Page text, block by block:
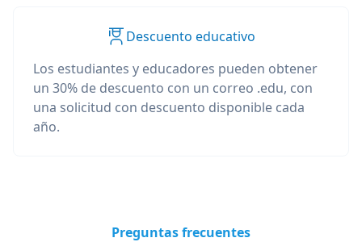
Descuento educativo
Los estudiantes y educadores pueden obtener
un 30% de descuento con un correo .edu, con
una solicitud con descuento disponible cada
año.
Preguntas frecuentes